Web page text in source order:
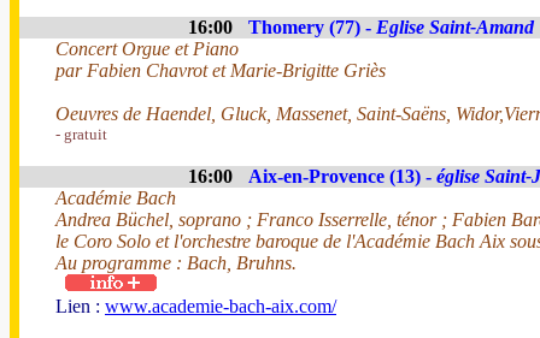
16:00 Thomery (77) - Eglise Saint-Amand
Concert Orgue et Piano
par Fabien Chavrot et Marie-Brigitte Griès
Oeuvres de Haendel, Gluck, Massenet, Saint-Saëns,
- gratuit
16:00 Aix-en-Provence (13) - église Saint-
Académie Bach
Andrea Büchel, soprano ; Franco Isserrelle, ténor ; Fabien
le Coro Solo et l'orchestre baroque de l'Académie Bach Aix
Au programme : Bach, Bruhns.
Lien : www.academie-bach-aix.com/